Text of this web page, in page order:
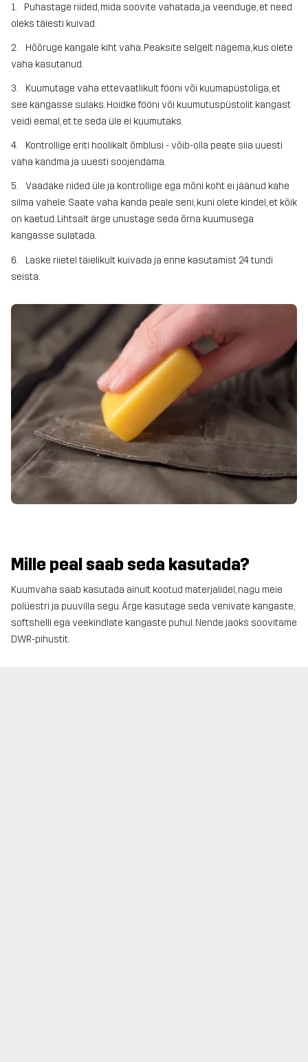
1. Puhastage riided, mida soovite vahatada, ja veenduge, et need
oleks täiesti kuivad.
2. Hõõruge kangale kiht vaha. Peaksite selgelt nägema, kus olete
vaha kasutanud.
3. Kuumutage vaha ettevaatlikult fööni või kuumapüstoliga, et
see kangasse sulaks. Hoidke fööni või kuumutuspüstolit kangast
veidi eemal, et te seda üle ei kuumutaks.
4. Kontrollige eriti hoolikalt õmblusi - võib-olla peate siia uuesti
vaha kandma ja uuesti soojendama.
5. Vaadake riided üle ja kontrollige ega mõni koht ei jäänud kahe
silma vahele. Saate vaha kanda peale seni, kuni olete kindel, et kõik
on kaetud. Lihtsalt ärge unustage seda õrna kuumusega
kangasse sulatada.
6. Laske riietel täielikult kuivada ja enne kasutamist 24 tundi
seista.
Mille peal saab seda kasutada?
Kuumvaha saab kasutada ainult kootud materjalidel, nagu meie
polüestri ja puuvilla segu. Ärge kasutage seda venivate kangaste,
softshelli ega veekindlate kangaste puhul. Nende jaoks soovitame
DWR-pihustit.